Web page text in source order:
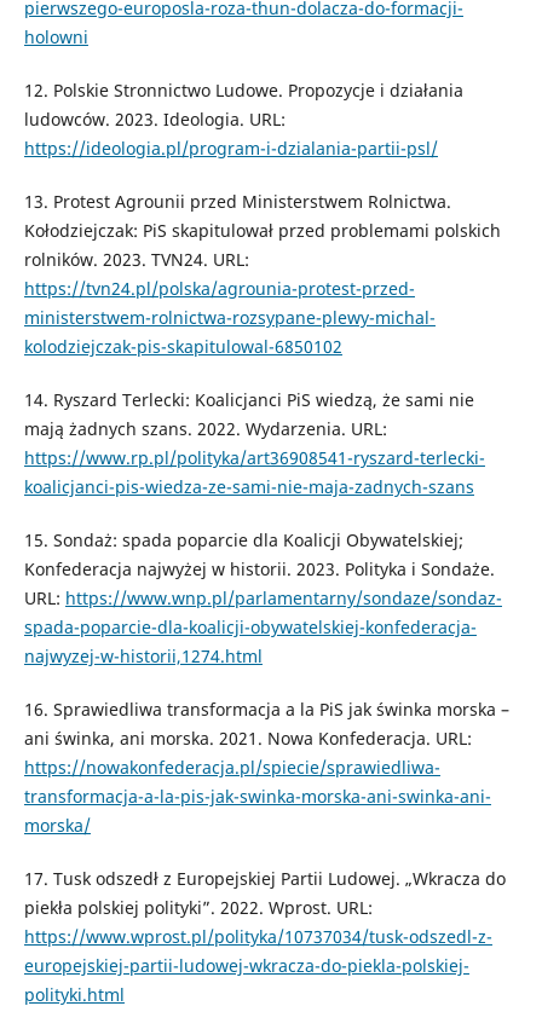
pierwszego-europosla-roza-thun-dolacza-do-formacji-
holowni
12. Polskie Stronnictwo Ludowe. Propozycje i działania
ludowców. 2023. Ideologia. URL:
https://ideologia.pl/program-i-dzialania-partii-psl/
13. Protest Agrounii przed Ministerstwem Rolnictwa.
Kołodziejczak: PiS skapitulował przed problemami polskich
rolników. 2023. TVN24. URL:
https://tvn24.pl/polska/agrounia-protest-przed-
ministerstwem-rolnictwa-rozsypane-plewy-michal-
kolodziejczak-pis-skapitulowal-6850102
14. Ryszard Terlecki: Koalicjanci PiS wiedzą, że sami nie
mają żadnych szans. 2022. Wydarzenia. URL:
https://www.rp.pl/polityka/art36908541-ryszard-terlecki-
koalicjanci-pis-wiedza-ze-sami-nie-maja-zadnych-szans
15. Sondaż: spada poparcie dla Koalicji Obywatelskiej;
Konfederacja najwyżej w historii. 2023. Polityka i Sondaże.
URL: https://www.wnp.pl/parlamentarny/sondaze/sondaz-
spada-poparcie-dla-koalicji-obywatelskiej-konfederacja-
najwyzej-w-historii,1274.html
16. Sprawiedliwa transformacja a la PiS jak świnka morska –
ani świnka, ani morska. 2021. Nowa Konfederacja. URL:
https://nowakonfederacja.pl/spiecie/sprawiedliwa-
transformacja-a-la-pis-jak-swinka-morska-ani-swinka-ani-
morska/
17. Tusk odszedł z Europejskiej Partii Ludowej. „Wkracza do
piekła polskiej polityki”. 2022. Wprost. URL:
https://www.wprost.pl/polityka/10737034/tusk-odszedl-z-
europejskiej-partii-ludowej-wkracza-do-piekla-polskiej-
polityki.html